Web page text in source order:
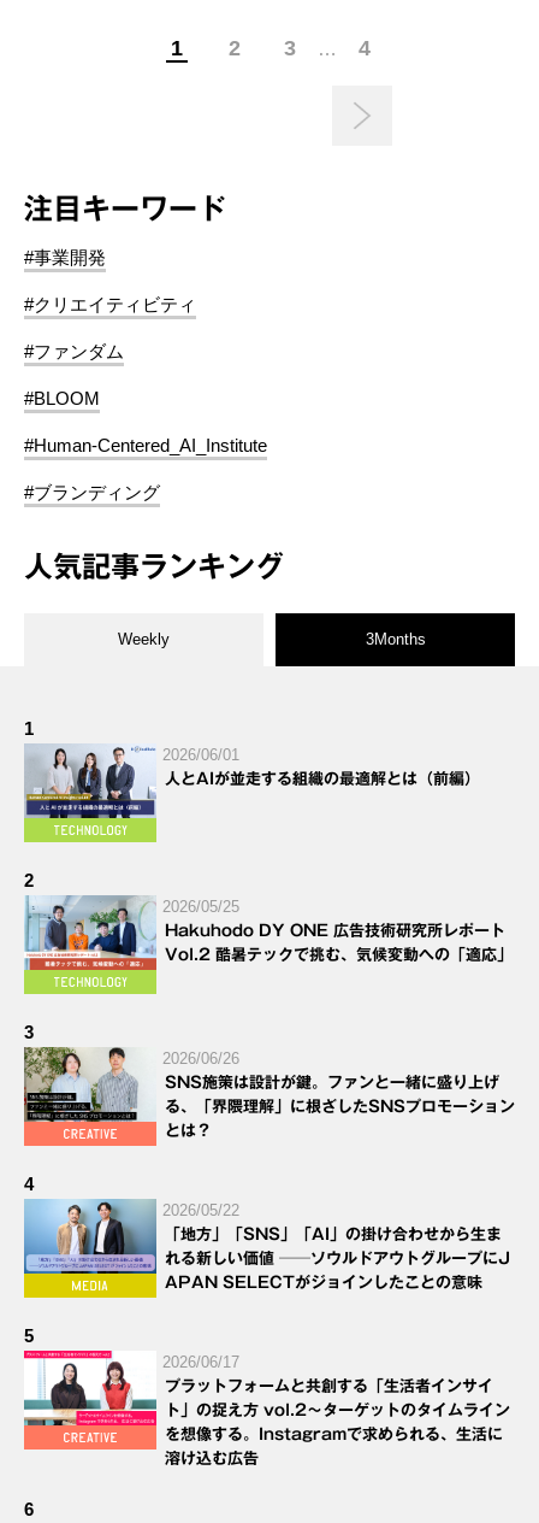
1 2 3 … 4
注目キーワード
#事業開発
#クリエイティビティ
#ファンダム
#BLOOM
#Human-Centered_AI_Institute
#ブランディング
人気記事ランキング
Weekly 3Months
1
2026/06/01
人とAIが並走する組織の最適解とは（前編）
2
2026/05/25
Hakuhodo DY ONE 広告技術研究所レポート
Vol.2 酷暑テックで挑む、気候変動への「適応」
3
2026/06/26
SNS施策は設計が鍵。ファンと一緒に盛り上げ
る、「界隈理解」に根ざしたSNSプロモーション
とは？
4
2026/05/22
「地方」「SNS」「AI」の掛け合わせから生ま
れる新しい価値 ──ソウルドアウトグループにJ
APAN SELECTがジョインしたことの意味
5
2026/06/17
プラットフォームと共創する「生活者インサイ
ト」の捉え方 vol.2～ターゲットのタイムライン
を想像する。Instagramで求められる、生活に
溶け込む広告
6